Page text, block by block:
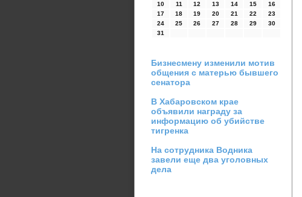
10
11 12 13 14 15
16
17
18 19 20 21 22
23
24
25 26 27 28 29
30
31
Бизнесмену изменили мотив
общения с матерью бывшего
сенатора
В Хабаровском крае
объявили награду за
информацию об убийстве
тигренка
На сотрудника Водника
завели еще два уголовных
дела